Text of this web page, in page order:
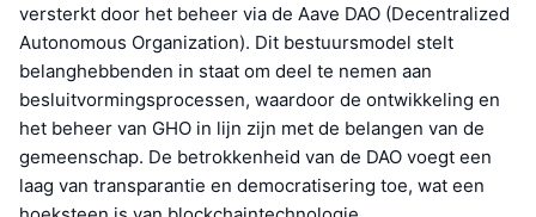
versterkt door het beheer via de Aave DAO (Decentralized
Autonomous Organization). Dit bestuursmodel stelt
belanghebbenden in staat om deel te nemen aan
besluitvormingsprocessen, waardoor de ontwikkeling en
het beheer van GHO in lijn zijn met de belangen van de
gemeenschap. De betrokkenheid van de DAO voegt een
laag van transparantie en democratisering toe, wat een